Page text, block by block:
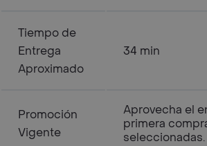
Tiempo de
Entrega
Aproximado
34 min
Promoción
Vigente
Aprovecha el
primera